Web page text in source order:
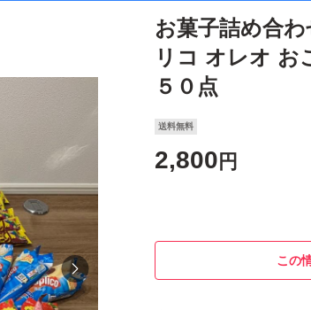
お菓子詰め合
リコ オレオ
５０点
送料無料
2,800 円
この